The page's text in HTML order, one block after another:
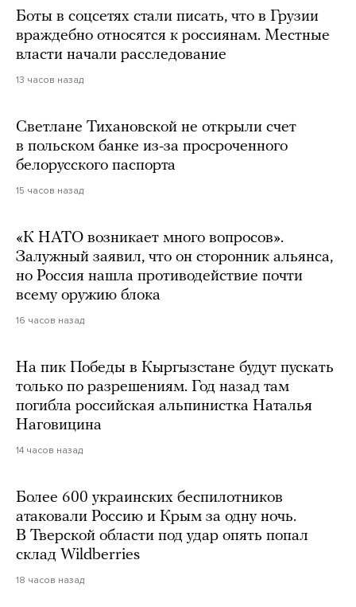
Боты в соцсетях стали писать, что в Грузии
враждебно относятся к россиянам. Местные
власти начали расследование
13 часов назад
Светлане Тихановской не открыли счет
в польском банке из-за просроченного
белорусского паспорта
15 часов назад
«К НАТО возникает много вопросов».
Залужный заявил, что он сторонник альянса,
но Россия нашла противодействие почти
всему оружию блока
16 часов назад
На пик Победы в Кыргызстане будут пускать
только по разрешениям. Год назад там
погибла российская альпинистка Наталья
Наговицина
14 часов назад
Более 600 украинских беспилотников
атаковали Россию и Крым за одну ночь.
В Тверской области под удар опять попал
склад Wildberries
18 часов назад